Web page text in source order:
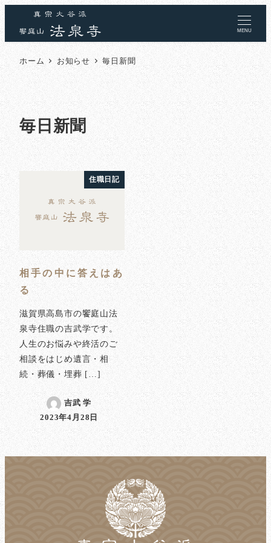
MENU
ホーム お知らせ 毎日新聞
毎日新聞
住職日記
相手の中に答えはあ
る
滋賀県高島市の饗庭山法
泉寺住職の吉武学です。
人生のお悩みや終活のご
相談をはじめ遺言・相
続・葬儀・埋葬 […]
吉武 学
投稿日
2023年4月28日